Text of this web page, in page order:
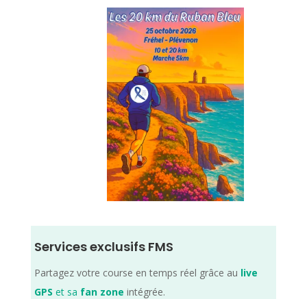
Services exclusifs FMS
Partagez votre course en temps réel grâce au live
GPS et sa fan zone intégrée.